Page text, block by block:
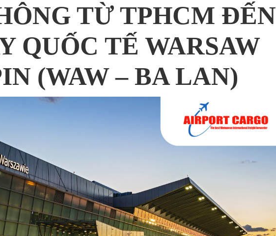
TỪ TPHCM ĐẾN
QUỐC TẾ WARSAW
(WAW – BA LAN)